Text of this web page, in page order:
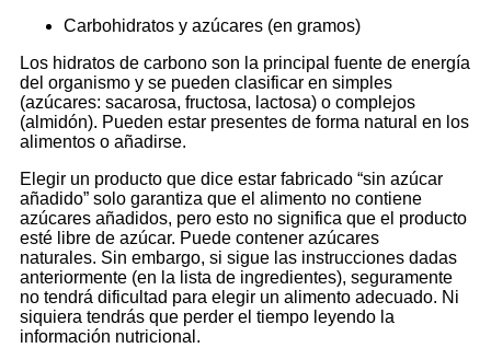
Carbohidratos y azúcares (en gramos)
Los hidratos de carbono son la principal fuente de energía
del organismo y se pueden clasificar en simples
(azúcares: sacarosa, fructosa, lactosa) o complejos
(almidón). Pueden estar presentes de forma natural en los
alimentos o añadirse.
Elegir un producto que dice estar fabricado “sin azúcar
añadido” solo garantiza que el alimento no contiene
azúcares añadidos, pero esto no significa que el producto
esté libre de azúcar. Puede contener azúcares
naturales. Sin embargo, si sigue las instrucciones dadas
anteriormente (en la lista de ingredientes), seguramente
no tendrá dificultad para elegir un alimento adecuado. Ni
siquiera tendrás que perder el tiempo leyendo la
información nutricional.